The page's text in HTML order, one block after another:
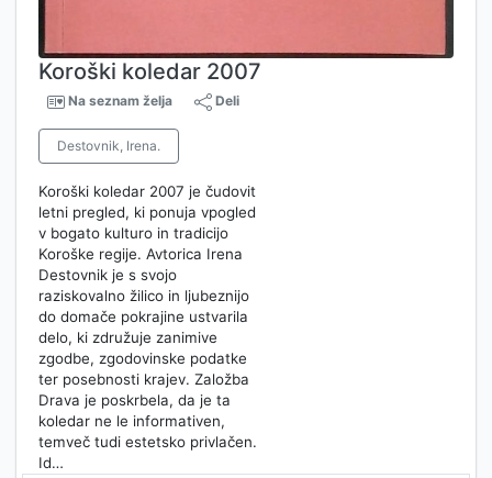
Koroški koledar 2007
Na seznam želja Deli
Destovnik, Irena.
Koroški koledar 2007 je čudovit
letni pregled, ki ponuja vpogled
v bogato kulturo in tradicijo
Koroške regije. Avtorica Irena
Destovnik je s svojo
raziskovalno žilico in ljubeznijo
do domače pokrajine ustvarila
delo, ki združuje zanimive
zgodbe, zgodovinske podatke
ter posebnosti krajev. Založba
Drava je poskrbela, da je ta
koledar ne le informativen,
temveč tudi estetsko privlačen.
Id…